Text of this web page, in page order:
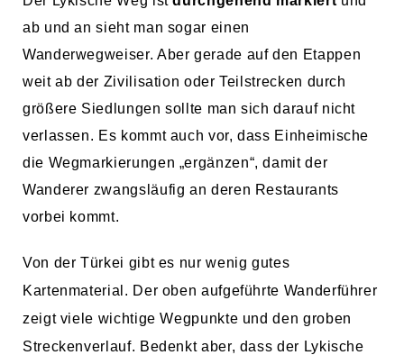
ab und an sieht man sogar einen
Wanderwegweiser. Aber gerade auf den Etappen
weit ab der Zivilisation oder Teilstrecken durch
größere Siedlungen sollte man sich darauf nicht
verlassen. Es kommt auch vor, dass Einheimische
die Wegmarkierungen „ergänzen“, damit der
Wanderer zwangsläufig an deren Restaurants
vorbei kommt.
Von der Türkei gibt es nur wenig gutes
Kartenmaterial. Der oben aufgeführte Wanderführer
zeigt viele wichtige Wegpunkte und den groben
Streckenverlauf. Bedenkt aber, dass der Lykische